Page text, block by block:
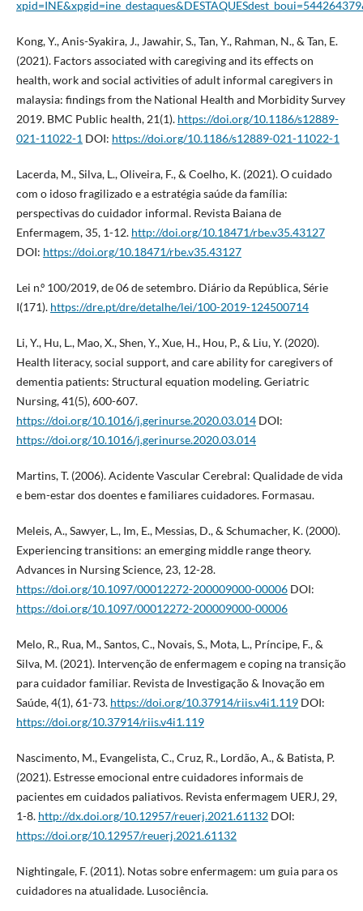
Kong, Y., Anis-Syakira, J., Jawahir, S., Tan, Y., Rahman, N., & Tan, E.
(2021). Factors associated with caregiving and its effects on
health, work and social activities of adult informal caregivers in
malaysia: findings from the National Health and Morbidity Survey
2019. BMC Public health, 21(1). https://doi.org/10.1186/s12889-
021-11022-1 DOI: https://doi.org/10.1186/s12889-021-11022-1
Lacerda, M., Silva, L., Oliveira, F., & Coelho, K. (2021). O cuidado
com o idoso fragilizado e a estratégia saúde da família:
perspectivas do cuidador informal. Revista Baiana de
Enfermagem, 35, 1-12. http://doi.org/10.18471/rbe.v35.43127
DOI: https://doi.org/10.18471/rbe.v35.43127
Lei n.º 100/2019, de 06 de setembro. Diário da República, Série
I(171). https://dre.pt/dre/detalhe/lei/100-2019-124500714
Li, Y., Hu, L., Mao, X., Shen, Y., Xue, H., Hou, P., & Liu, Y. (2020).
Health literacy, social support, and care ability for caregivers of
dementia patients: Structural equation modeling. Geriatric
Nursing, 41(5), 600-607.
https://doi.org/10.1016/j.gerinurse.2020.03.014DOI:
https://doi.org/10.1016/j.gerinurse.2020.03.014
Martins, T. (2006). Acidente Vascular Cerebral: Qualidade de vida
e bem-estar dos doentes e familiares cuidadores. Formasau.
Meleis, A., Sawyer, L., Im, E., Messias, D., & Schumacher, K. (2000).
Experiencing transitions: an emerging middle range theory.
Advances in Nursing Science, 23, 12-28.
https://doi.org/10.1097/00012272-200009000-00006DOI:
https://doi.org/10.1097/00012272-200009000-00006
Melo, R., Rua, M., Santos, C., Novais, S., Mota, L., Príncipe, F., &
Silva, M. (2021). Intervenção de enfermagem e coping na transição
para cuidador familiar. Revista de Investigação & Inovação em
Saúde, 4(1), 61-73. https://doi.org/10.37914/riis.v4i1.119DOI:
https://doi.org/10.37914/riis.v4i1.119
Nascimento, M., Evangelista, C., Cruz, R., Lordão, A., & Batista, P.
(2021). Estresse emocional entre cuidadores informais de
pacientes em cuidados paliativos. Revista enfermagem UERJ, 29,
1-8. http://dx.doi.org/10.12957/reuerj.2021.61132DOI:
https://doi.org/10.12957/reuerj.2021.61132
Nightingale, F. (2011). Notas sobre enfermagem: um guia para os
cuidadores na atualidade. Lusociência.